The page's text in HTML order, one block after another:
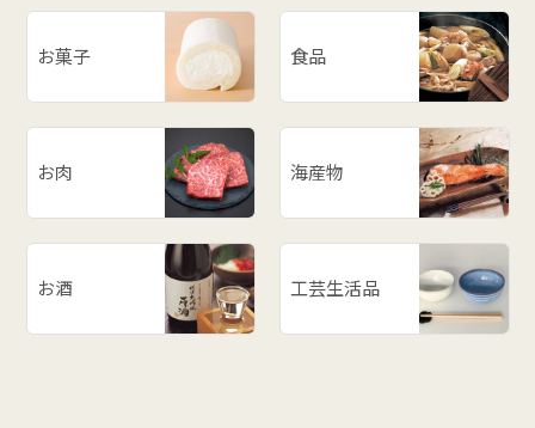
お菓子 食品
お肉 海産物
お酒 工芸生活品